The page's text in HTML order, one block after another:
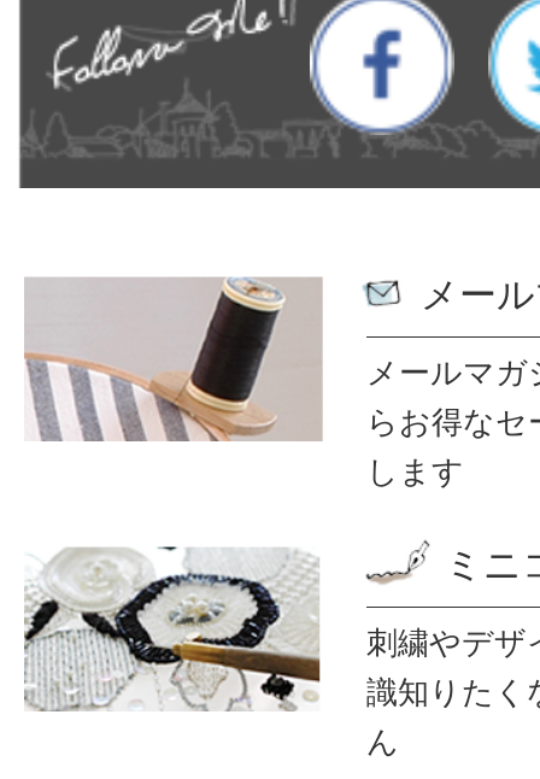
メー
メールマ
ら お得なセ
します
ミニ
刺繍やデザ
識知りたく
ん